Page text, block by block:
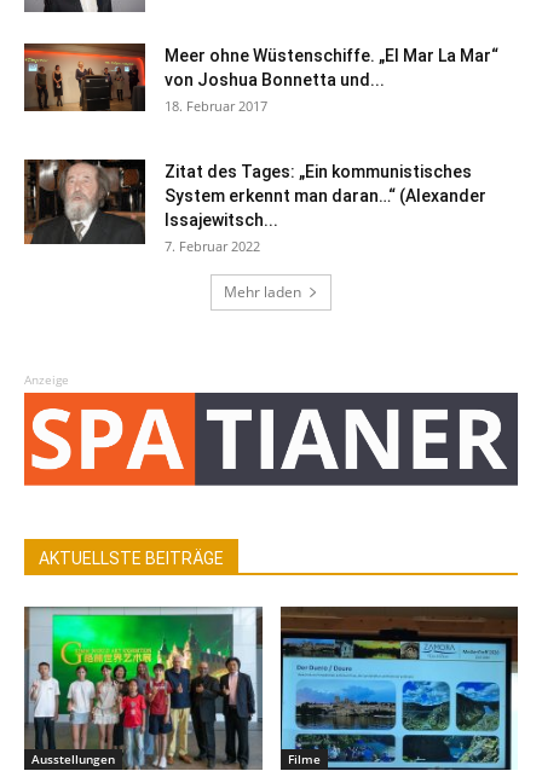
Meer ohne Wüstenschiffe. „El Mar La Mar“
von Joshua Bonnetta und...
18. Februar 2017
Zitat des Tages: „Ein kommunistisches
System erkennt man daran…“ (Alexander
Issajewitsch...
7. Februar 2022
Mehr laden
Anzeige
AKTUELLSTE BEITRÄGE
Ausstellungen Filme